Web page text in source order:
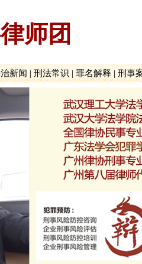
师团
新闻 | 刑法常识 | 罪名解释 | 刑事